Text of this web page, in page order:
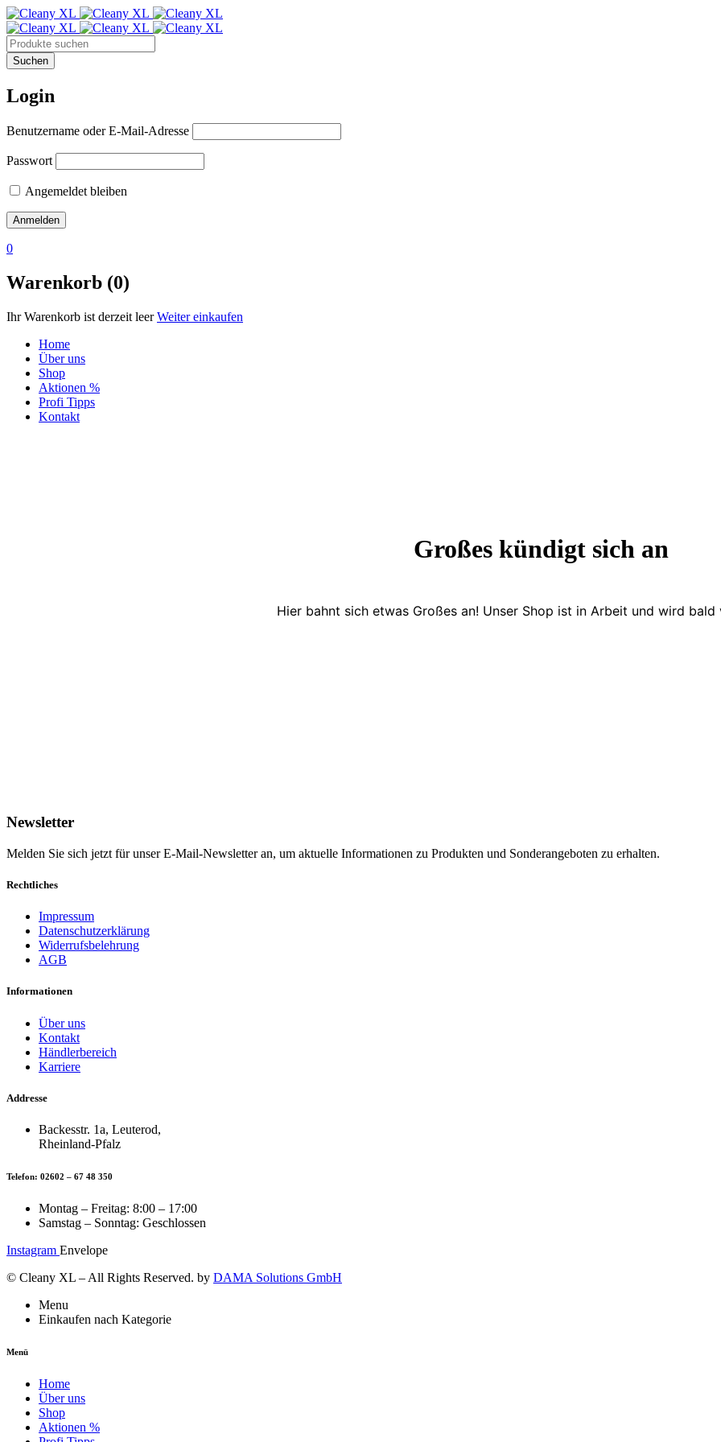
Login
Benutzername oder E-Mail-Adresse
Passwort
Angemeldet bleiben
0
Warenkorb (0)
Ihr Warenkorb ist derzeit leer Weiter einkaufen
Home
Über uns
Shop
Aktionen %
Profi Tipps
Kontakt
Großes kündigt sich an
Hier bahnt sich etwas Großes an! Unser Shop ist in Arbeit und wird
Newsletter
Melden Sie sich jetzt für unser E-Mail-Newsletter an, um aktuelle Informationen zu Produkten und Sonderangeboten zu erhalten.
Rechtliches
Impressum
Datenschutzerklärung
Widerrufsbelehrung
AGB
Informationen
Über uns
Kontakt
Händlerbereich
Karriere
Addresse
Backesstr. 1a, Leuterod,
Rheinland-Pfalz
Telefon: 02602 – 67 48 350
Montag – Freitag: 8:00 – 17:00
Samstag – Sonntag: Geschlossen
Instagram Envelope
© Cleany XL – All Rights Reserved. by DAMA Solutions GmbH
Menu
Einkaufen nach Kategorie
Menü
Home
Über uns
Shop
Aktionen %